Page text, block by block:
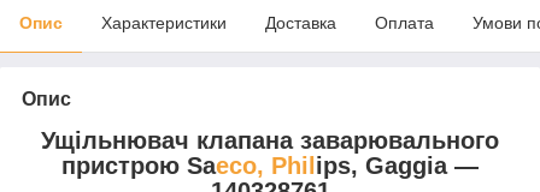
Опис Характеристики Доставка Оплата Умови
Опис
Ущільнювач клапана заварювального
пристрою Saeco, Phil ips, Gaggia —